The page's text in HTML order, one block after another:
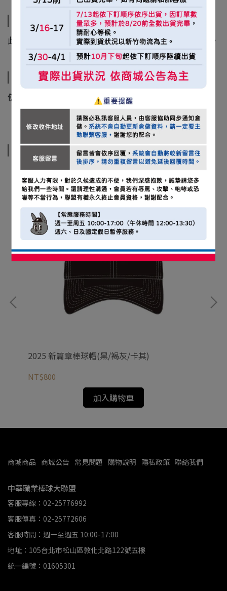
此圖為合成圖，商品圖片僅供參考，商品以出貨實物為主。
運送方式
使用新竹物流運送
相關商品
2025 新篇章棒球帽(黑/褐灰/卡其)
NT$800
加入購物車
商城商品 商城公告 常見問題 購物說明 隱私政策 聯絡我們
中華職業棒球大聯盟
客服專線：02-25776992
客服傳真：02-25772606
客服時間：週一至週五 10:00-17:00
地址：105台北市松山區敦化北路122號五樓
統一編號：01605301